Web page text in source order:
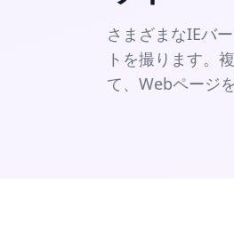
さまざまなIEバ
トを撮ります。
て、Webページ